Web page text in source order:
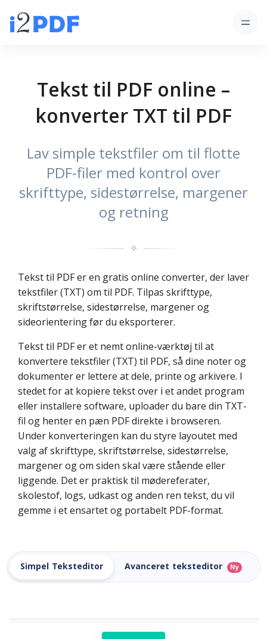
Tekst til PDF online –
konverter TXT til PDF
Lav simple tekstfiler om til flotte
PDF-filer med kontrol over
skrifttype, sidestørrelse, margener
og retning
✧
Tekst til PDF er en gratis online converter, der laver
tekstfiler (TXT) om til PDF. Tilpas skrifttype,
skriftstørrelse, sidestørrelse, margener og
sideorientering før du eksporterer.
Tekst til PDF er et nemt online-værktøj til at
konvertere tekstfiler (TXT) til PDF, så dine noter og
dokumenter er lettere at dele, printe og arkivere. I
stedet for at kopiere tekst over i et andet program
eller installere software, uploader du bare din TXT-
fil og henter en pæn PDF direkte i browseren.
Under konverteringen kan du styre layoutet med
valg af skrifttype, skriftstørrelse, sidestørrelse,
margener og om siden skal være stående eller
liggende. Det er praktisk til mødereferater,
skolestof, logs, udkast og anden ren tekst, du vil
gemme i et ensartet og portabelt PDF-format.
Simpel Teksteditor Avanceret teksteditor Ny